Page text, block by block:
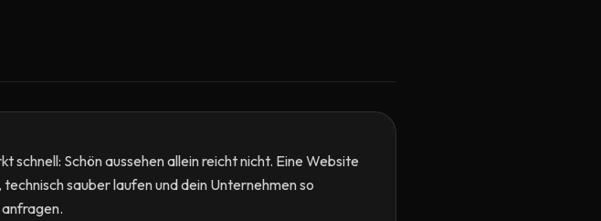
Schön aussehen allein reicht nicht. Eine Website
sauber laufen und dein Unternehmen so